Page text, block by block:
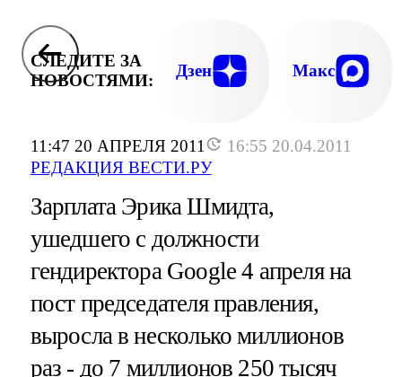
11:47 20 АПРЕЛЯ 2011
16:55 20.04.2011
РЕДАКЦИЯ ВЕСТИ.РУ
СЛЕДИТЕ ЗА
НОВОСТЯМИ:
Дзен Макс
Зарплата Эрика Шмидта,
ушедшего с должности
гендиректора Google 4 апреля на
пост председателя правления,
выросла в несколько миллионов
раз - до 7 миллионов 250 тысяч